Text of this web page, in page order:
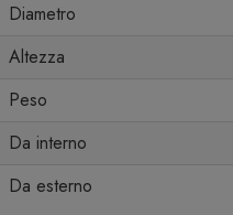
Diametro
Altezza
Peso
Da interno
Da esterno